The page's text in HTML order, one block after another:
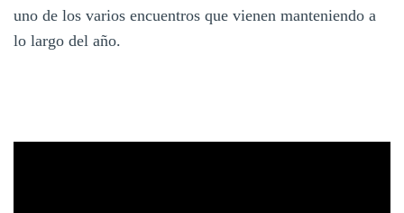
uno de los varios encuentros que vienen manteniendo a
lo largo del año.